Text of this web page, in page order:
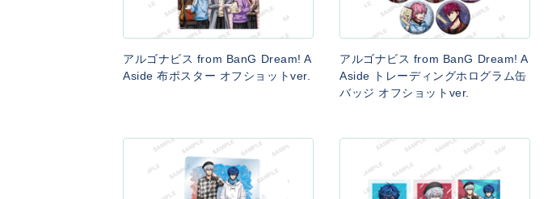
アルゴナビス from BanG Dream! A
Aside 布ポスター オフショットver.
アルゴナビス from BanG Dream! A
Aside トレーディングホログラム缶
バッジ オフショットver.